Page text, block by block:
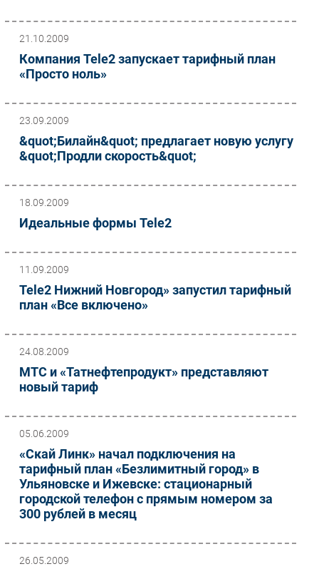
21.10.2009
Компания Tele2 запускает тарифный план
«Просто ноль»
23.09.2009
&quot;Билайн&quot; предлагает новую услугу
&quot;Продли скорость&quot;
18.09.2009
Идеальные формы Tele2
11.09.2009
Tele2 Нижний Новгород» запустил тарифный
план «Все включено»
24.08.2009
МТС и «Татнефтепродукт» представляют
новый тариф
05.06.2009
«Скай Линк» начал подключения на
тарифный план «Безлимитный город» в
Ульяновске и Ижевске: стационарный
городской телефон с прямым номером за
300 рублей в месяц
26.05.2009